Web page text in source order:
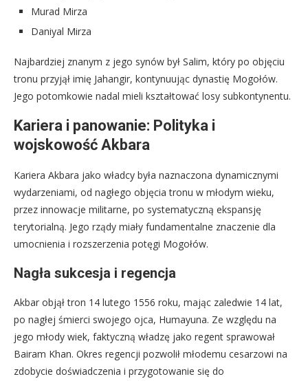
Murad Mirza
Daniyal Mirza
Najbardziej znanym z jego synów był Salim, który po objęciu
tronu przyjął imię Jahangir, kontynuując dynastię Mogołów.
Jego potomkowie nadal mieli kształtować losy subkontynentu.
Kariera i panowanie: Polityka i
wojskowość Akbara
Kariera Akbara jako władcy była naznaczona dynamicznymi
wydarzeniami, od nagłego objęcia tronu w młodym wieku,
przez innowacje militarne, po systematyczną ekspansję
terytorialną. Jego rządy miały fundamentalne znaczenie dla
umocnienia i rozszerzenia potęgi Mogołów.
Nagła sukcesja i regencja
Akbar objął tron 14 lutego 1556 roku, mając zaledwie 14 lat,
po nagłej śmierci swojego ojca, Humayuna. Ze względu na
jego młody wiek, faktyczną władzę jako regent sprawował
Bairam Khan. Okres regencji pozwolił młodemu cesarzowi na
zdobycie doświadczenia i przygotowanie się do